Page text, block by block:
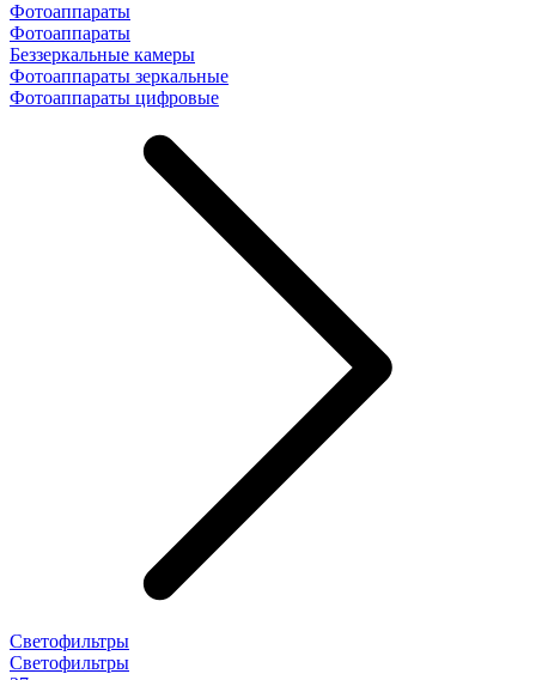
Фотоаппараты
Фотоаппараты
Беззеркальные камеры
Фотоаппараты зеркальные
Фотоаппараты цифровые
Светофильтры
Светофильтры